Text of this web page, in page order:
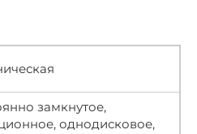
замкнутое,
однодисковое,